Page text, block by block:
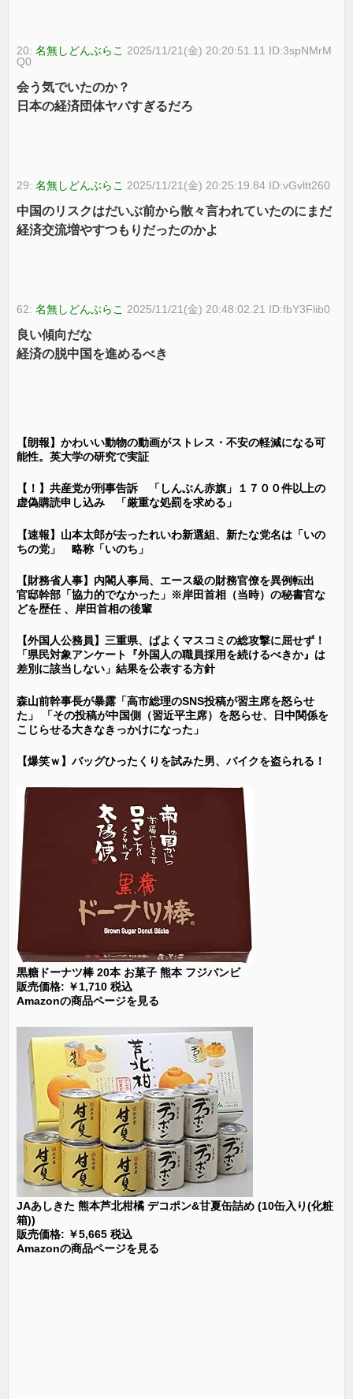
20:名無しどんぶらこ 2025/11/21(金) 20:20:51.11 ID:3spNMrM
Q0
会う気でいたのか？
日本の経済団体ヤバすぎるだろ
29:名無しどんぶらこ 2025/11/21(金) 20:25:19.84 ID:vGvltt260
中国のリスクはだいぶ前から散々言われていたのにまだ
経済交流増やすつもりだったのかよ
62:名無しどんぶらこ 2025/11/21(金) 20:48:02.21 ID:fbY3Flib0
良い傾向だな
経済の脱中国を進めるべき
【朗報】かわいい動物の動画がストレス・不安の軽減になる可
能性。英大学の研究で実証
【！】共産党が刑事告訴 「しんぶん赤旗」１７００件以上の
虚偽購読申し込み 「厳重な処罰を求める」
【速報】山本太郎が去ったれいわ新選組、新たな党名は「いの
ちの党」 略称「いのち」
【財務省人事】内閣人事局、エース級の財務官僚を異例転出
官邸幹部「協力的でなかった」※岸田首相（当時）の秘書官な
どを歴任 、岸田首相の後輩
【外国人公務員】三重県、ぱよくマスコミの総攻撃に屈せず！
「県民対象アンケート『外国人の職員採用を続けるべきか』は
差別に該当しない」結果を公表する方針
森山前幹事長が暴露「高市総理のSNS投稿が習主席を怒らせ
た」 「その投稿が中国側（習近平主席）を怒らせ、日中関係を
こじらせる大きなきっかけになった」
【爆笑ｗ】バッグひったくりを試みた男、バイクを盗られる！
黒糖ドーナツ棒 20本 お菓子 熊本 フジバンビ
販売価格: ￥1,710 税込
Amazonの商品ページを見る
JAあしきた 熊本芦北柑橘 デコポン&甘夏缶詰め (10缶入り(化粧
箱))
販売価格: ￥5,665 税込
Amazonの商品ページを見る